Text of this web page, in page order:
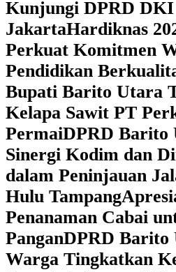
Kunjungi DPRD DKI
JakartaHardiknas
Perkuat Komitmen
Pendidikan
Bupati Barito Utara
Kelapa Sawit PT
PermaiDPRD Barito
Sinergi Kodim dan
dalam Peninjauan
Hulu Tampang
Penanaman Cabai
PanganDPRD Barito
Warga Tingkatkan